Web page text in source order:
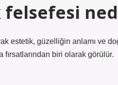
felsefesi
estetik, güzelliğin anlamı ve
biri olarak görülür.